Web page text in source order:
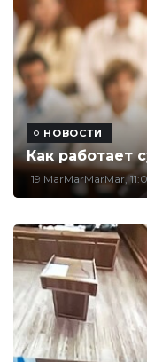
НОВОСТИ
Как работает
19 MarMarMarMar,